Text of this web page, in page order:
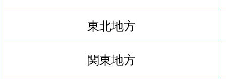
東北地方
関東地方